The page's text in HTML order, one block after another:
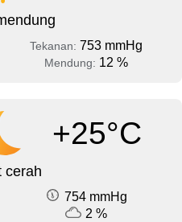
Tekanan: 753 mmHg
Mendung: 12 %
+25°C
cerah
754 mmHg
2 %